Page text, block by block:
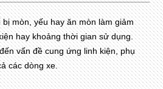
mòn, yếu hay ăn mòn làm giảm
hay khoảng thời gian sử dụng.
vấn đề cung ứng linh kiện, phụ
các dòng xe.